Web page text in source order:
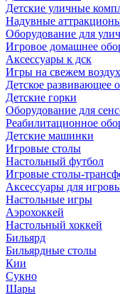
Детские уличные
Надувные
Оборудование для
Игровое домашнее
Аксессуары к дск
Игры на свежем
Детское
Детские горки
Оборудование для
Реабилитационное
Детские машинки
Игровые столы
Настольный футбол
Игровые столы-
Аксессуары для
Настольные игры
Аэрохоккей
Настольный хоккей
Бильярд
Бильярдные столы
Кии
Сукно
Шары